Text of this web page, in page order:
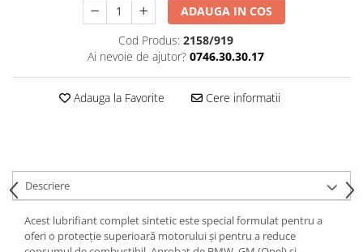
ADAUGA IN COS
Cod Produs: 2158/919
Ai nevoie de ajutor? 0746.30.30.17
Adauga la Favorite Cere informatii
Descriere
Acest lubrifiant complet sintetic este special formulat pentru a
oferi o protecție superioară motorului și pentru a reduce